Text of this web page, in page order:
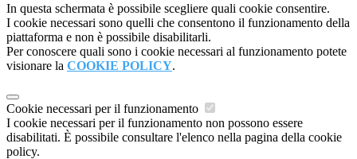
In questa schermata è possibile scegliere quali cookie consentire.
I cookie necessari sono quelli che consentono il funzionamento della
piattaforma e non è possibile disabilitarli.
Per conoscere quali sono i cookie necessari al funzionamento potete
visionare la COOKIE POLICY.
Cookie necessari per il funzionamento
I cookie necessari per il funzionamento non possono essere
disabilitati. È possibile consultare l'elenco nella pagina della cookie
policy.